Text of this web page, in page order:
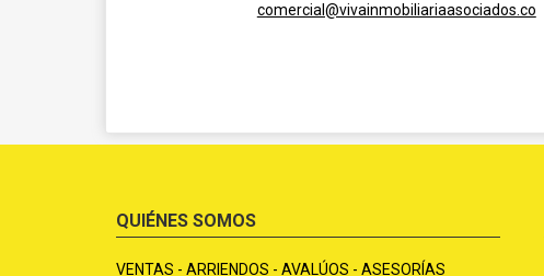
comercial@vivainmobiliariaasociados.co
QUIÉNES SOMOS
VENTAS - ARRIENDOS - AVALÚOS - ASESORÍAS